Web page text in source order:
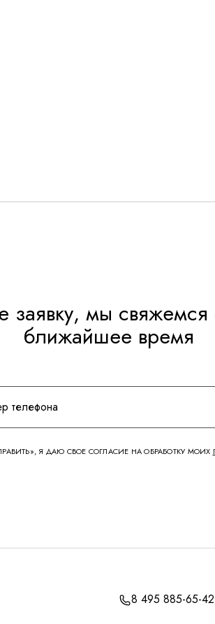
заявку, мы
ближайшее время
Я ДАЮ СВОЕ СОГЛАСИЕ НА ОБРАБОТКУ МОИХ
8 495 885-65-42